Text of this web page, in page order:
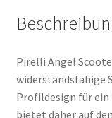
Pirelli Angel
Profildesign für ein
bietet daher auf